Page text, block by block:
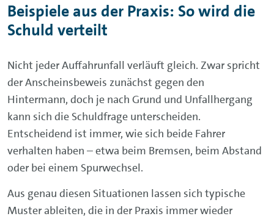
Beispiele aus der Praxis: So wird die
Schuld verteilt
Nicht jeder Auffahrunfall verläuft gleich. Zwar spricht
der Anscheinsbeweis zunächst gegen den
Hintermann, doch je nach Grund und Unfallhergang
kann sich die Schuldfrage unterscheiden.
Entscheidend ist immer, wie sich beide Fahrer
verhalten haben – etwa beim Bremsen, beim Abstand
oder bei einem Spurwechsel.
Aus genau diesen Situationen lassen sich typische
Muster ableiten, die in der Praxis immer wieder